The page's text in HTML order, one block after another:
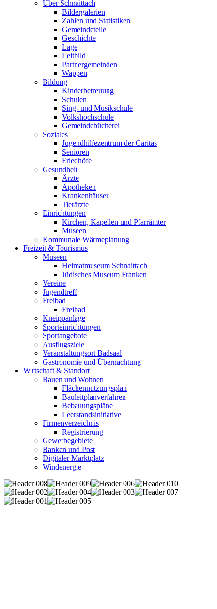
Über Schnaittach
Bildergalerien
Zahlen und Statistiken
Gemeindeteile
Geschichte
Lage
Leitbild
Partnergemeinden
Wappen
Bildung
Kinderbetreuung
Schulen
Sing- und Musikschule
Volkshochschule
Gemeindebücherei
Soziales
Jugendhilfezentrum der Caritas
Senioren
Friedhöfe
Gesundheit
Ärzte
Apotheken
Krankenhäuser
Tierärzte
Einrichtungen
Kirchen, Kapellen und Pfarrämter
Museen
Kommunale Wärmeplanung
Freizeit & Tourismus
Museen
Heimatmuseum Schnaittach
Jüdisches Museum Franken
Vereine
Jugendtreff
Freibad
Freibad
Kneippanlage
Sporteinrichtungen
Sportangebote
Ausflugsziele
Veranstaltungsort Badsaal
Gastronomie und Übernachtung
Wirtschaft & Standort
Bauen und Wohnen
Flächennutzungsplan
Bauleitplanverfahren
Bebauungspläne
Leerstandsinitiative
Firmenverzeichnis
Registrierung
Gewerbegebiete
Banken und Post
Digitaler Marktplatz
Windenergie